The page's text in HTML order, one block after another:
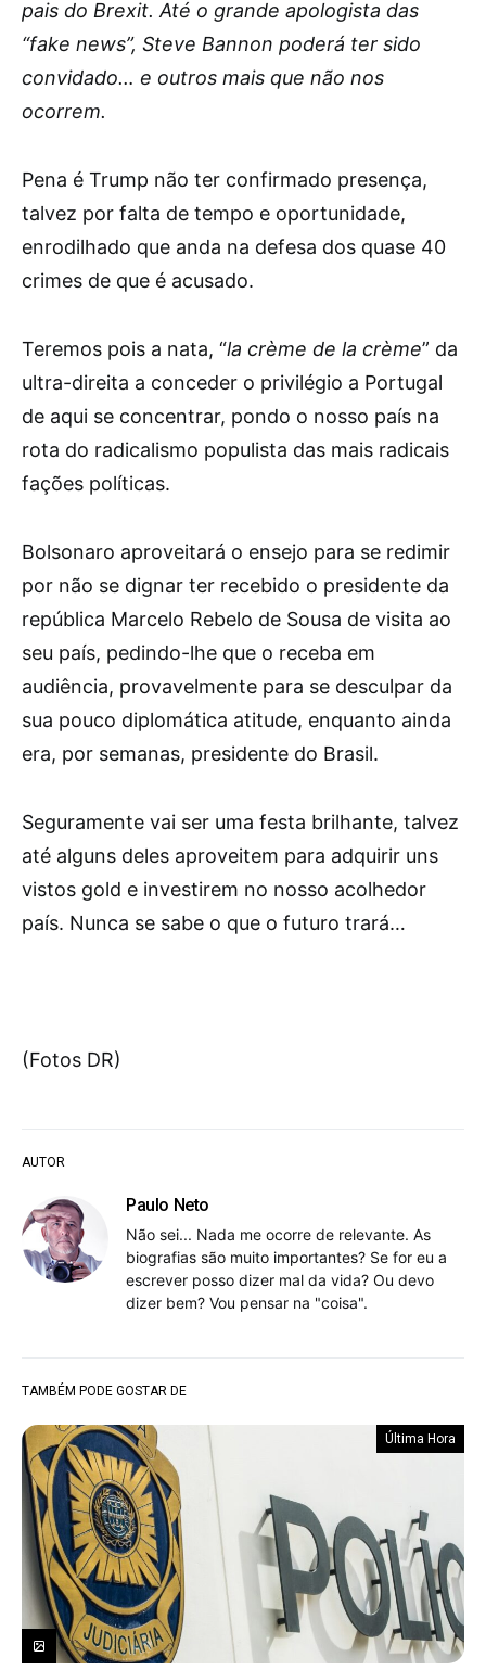
AUTOR
Paulo Neto
Não sei... Nada me ocorre de relevante. As
biografias são muito importantes? Se for eu a
escrever posso dizer mal da vida? Ou devo
dizer bem? Vou pensar na "coisa".
pais do Brexit. Até o grande apologista das
“fake news”, Steve Bannon poderá ter sido
convidado… e outros mais que não nos
ocorrem.
Pena é Trump não ter confirmado presença,
talvez por falta de tempo e oportunidade,
enrodilhado que anda na defesa dos quase 40
crimes de que é acusado.
Teremos pois a nata, “la crème de la crème” da
ultra-direita a conceder o privilégio a Portugal
de aqui se concentrar, pondo o nosso país na
rota do radicalismo populista das mais radicais
fações políticas.
Bolsonaro aproveitará o ensejo para se redimir
por não se dignar ter recebido o presidente da
república Marcelo Rebelo de Sousa de visita ao
seu país, pedindo-lhe que o receba em
audiência, provavelmente para se desculpar da
sua pouco diplomática atitude, enquanto ainda
era, por semanas, presidente do Brasil.
Seguramente vai ser uma festa brilhante, talvez
até alguns deles aproveitem para adquirir uns
vistos gold e investirem no nosso acolhedor
país. Nunca se sabe o que o futuro trará…
(Fotos DR)
TAMBÉM PODE GOSTAR DE
Última Hora